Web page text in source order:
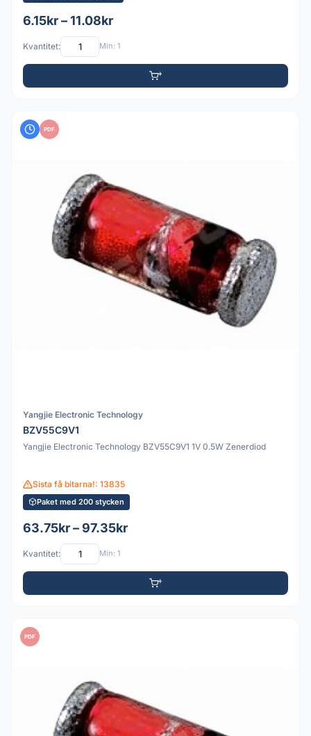
6.15kr – 11.08kr
Kvantitet: Min: 1
PDF
Yangjie Electronic Technology
BZV55C9V1
Yangjie Electronic Technology BZV55C9V1 1V 0.5W Zenerdiod
Sista få bitarna!: 13835
Paket med 200 stycken
63.75kr – 97.35kr
Kvantitet: Min: 1
PDF